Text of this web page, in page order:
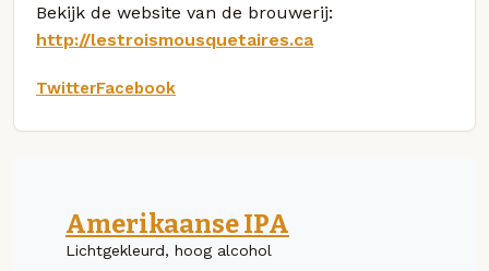
Bekijk de website van de brouwerij:
http://lestroismousquetaires.ca
TwitterFacebook
Amerikaanse IPA
Lichtgekleurd, hoog alcohol